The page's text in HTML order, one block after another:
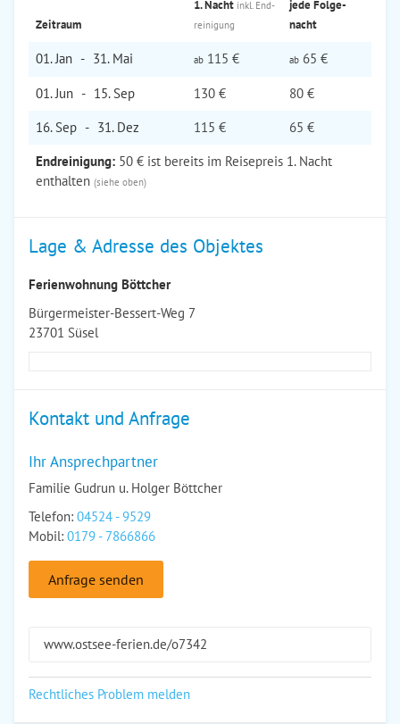
Zeitraum
1. Nacht inkl. End­
reinigung
jede Folge­
nacht
01. Jan - 31. Mai ab 115 € ab 65 €
01. Jun - 15. Sep 130 €
80 €
16. Sep - 31. Dez 115 €
65 €
Endreinigung: 50 € ist bereits im Reisepreis 1. Nacht
enthalten (siehe oben)
Lage & Adresse des Objektes
Ferienwohnung Böttcher
Bürgermeister-Bessert-Weg 7
23701 Süsel
Kontakt und Anfrage
Ihr Ansprechpartner
Familie Gudrun u. Holger Böttcher
Telefon: 04524 - 9529
Mobil: 0179 - 7866866
Anfrage senden
www.ostsee-ferien.de/o7342
Rechtliches Problem melden